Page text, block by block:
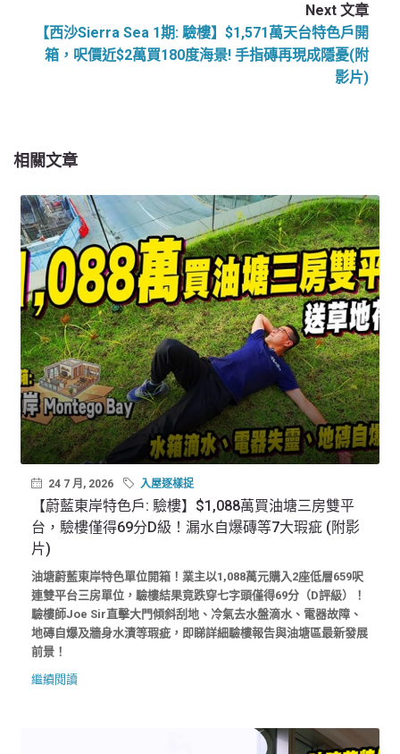
Next 文章
【西沙Sierra Sea 1期: 驗樓】$1,571萬天台特色戶開
箱，呎價近$2萬買180度海景! 手指磚再現成隱憂(附
影片)
相關文章
24 7 月, 2026 入屋逐樣捉
【蔚藍東岸特色戶: 驗樓】$1,088萬買油塘三房雙平
台，驗樓僅得69分D級！漏水自爆磚等7大瑕疵 (附影
片)
油塘蔚藍東岸特色單位開箱！業主以1,088萬元購入2座低層659呎
連雙平台三房單位，驗樓結果竟跌穿七字頭僅得69分（D評級）！
驗樓師Joe Sir直擊大門傾斜刮地、冷氣去水盤滴水、電器故障、
地磚自爆及牆身水漬等瑕疵，即睇詳細驗樓報告與油塘區最新發展
前景！
繼續閱讀